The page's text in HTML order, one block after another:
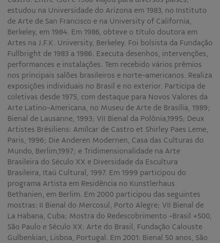
estudou na Universidade do Arizona em 1983, no Instituto
de Arte de San Francisco e na University of California,
Berkeley, em 1984. Em 1986, obteve o título doutora em
Artes na J.F.K. University, Berkeley. Foi bolsista da Fundação
Fullbright de 1983 a 1986. Executa desenhos, intervenções,
performances e instalações. Tem recebido vários prêmios
nos principais salões brasileiros e norte-americanos. Realiza
exposições individuais no Brasil e no exterior. Participa de
coletivas desde 1975, com destaque para Novos Valores da
Arte Latino-Americana, no Museu de Arte de Brasília, 1989;
Bienal de Lausanne, 1993; VII Bienal da Polônia,1995; Deux
Artistes Brésiliens: Amílcar de Castro et Shirley Paes Leme,
Paris, 1996; Die Anderen Modernen, Casa das Culturas do
Mundo, Berlim,1997; e Tridimensionalidade na Arte
Brasileira do Século XX e Diversidade da Escultura
Brasileira, Itaú Cultural, 1997. Em 1999 participou do
programa Artista em Residência no Kunstlerhaus
Bethanien, em Berlim. Em 2000 participou das seguintes
mostras: II Bienal do Mercosul, Porto Alegre; VII Bienal de
La Habana, Cuba; Mostra do Redescobrimento -Brasil +500,
São Paulo e Século XX: Arte do Brasil, Fundação Calouste
Gulbenkian, Lisboa, Portugal. Em 2001: Bienal 50 anos, São